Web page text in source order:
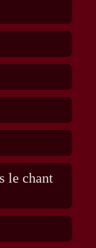
le chant